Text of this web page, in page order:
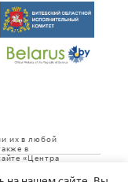
их в любой
в
«Центра